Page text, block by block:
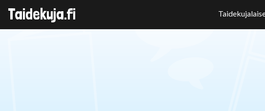
Skip
Taidekuja.fi